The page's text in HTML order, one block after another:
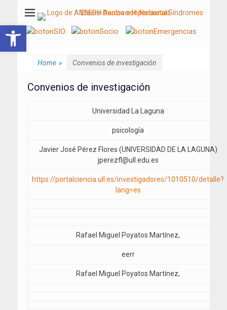
Abrir barra de herramientas
ANSEDH
Asociación Nacional del Síndrome de Ehlers-Danlos e Hiperlaxitud
Home » Convenios de investigación
Convenios de investigación
Universidad La Laguna
psicología
Javier José Pérez Flores (UNIVERSIDAD DE LA LAGUNA)
jperezfl@ull.edu.es
https://portalciencia.ull.es/investigadores/1010510/detalle?
lang=es
Rafael Miguel Poyatos Martínez,
eerr
Rafael Miguel Poyatos Martínez,